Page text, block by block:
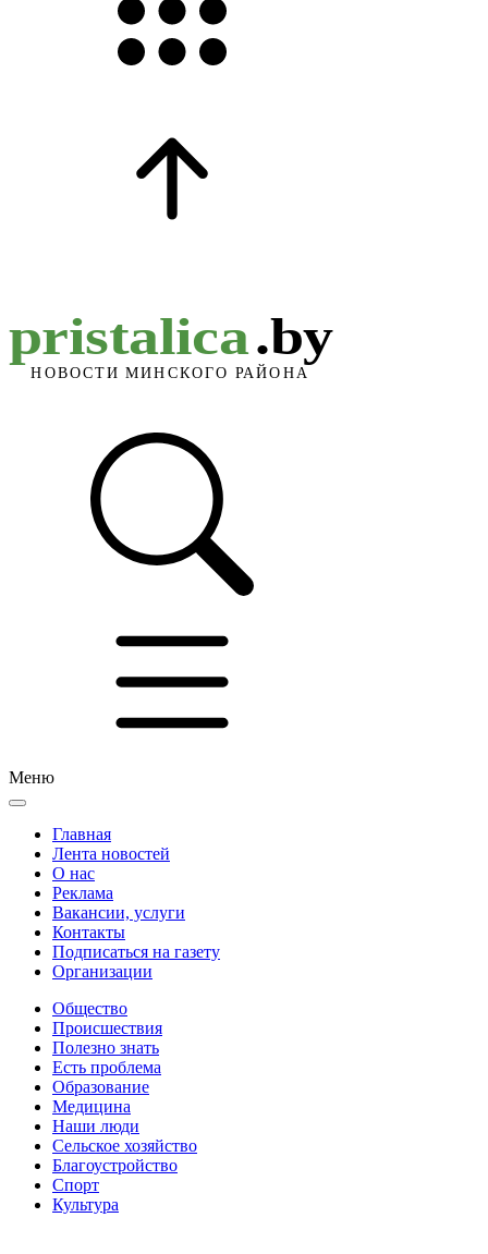
Меню
Главная
Лента новостей
О нас
Реклама
Вакансии, услуги
Контакты
Подписаться на газету
Организации
Общество
Происшествия
Полезно знать
Есть проблема
Образование
Медицина
Наши люди
Сельское хозяйство
Благоустройство
Спорт
Культура